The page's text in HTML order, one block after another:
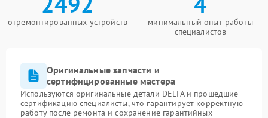
отремонтированных устройств
минимальный опыт работы
специалистов
Оригинальные запчасти и
сертифицированные мастера
Используются оригинальные детали DELTA и прошедшие
сертификацию специалисты, что гарантирует корректную
работу после ремонта и сохранение гарантийных